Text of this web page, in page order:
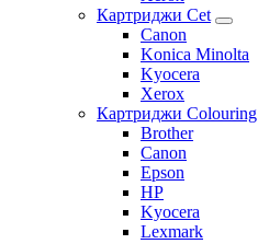
Картриджи Cet
Canon
Konica Minolta
Kyocera
Xerox
Картриджи Colouring
Brother
Canon
Epson
HP
Kyocera
Lexmark